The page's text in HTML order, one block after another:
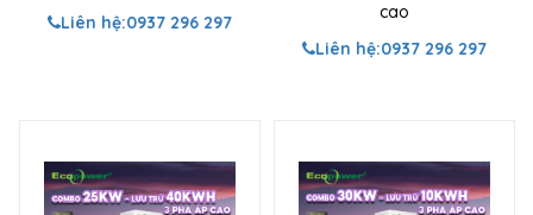
Liên hệ:0937 296 297
cao
Liên hệ:0937 296 297